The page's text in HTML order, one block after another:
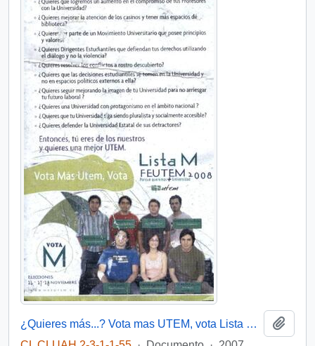
¿Quieres más...? Vota mas UTEM, vota Lista M FEUTEM